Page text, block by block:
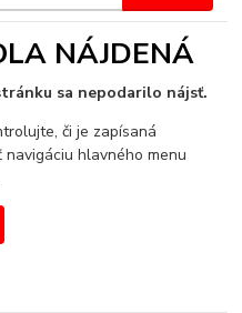
NÁJDENÁ
sa nepodarilo nájsť.
či je zapísaná
navigáciu hlavného menu